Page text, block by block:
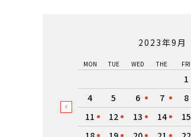
2023年9月
MON TUE WED THE FRI
1
4
5 6 7 8
11
12 13 14 15